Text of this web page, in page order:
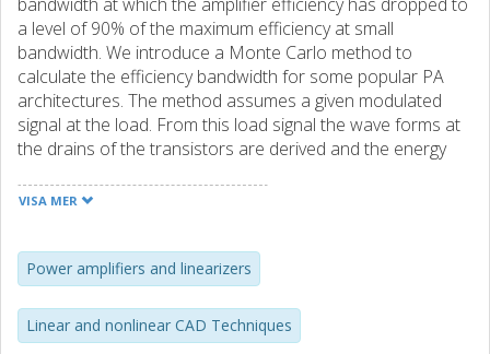
a level of 90% of the maximum efficiency at small
bandwidth. We introduce a Monte Carlo method to
calculate the efficiency bandwidth for some popular PA
architectures. The method assumes a given modulated
signal at the load. From this load signal the wave forms at
the drains of the transistors are derived and the energy
idealized transistors with no output capacitance the
larger than that of an outphasing amplifier, which is 14%.
More realistic transistors that include output
capacitances, need a matching circuit with a high Q-value
which decreases the efficiency bandwidth. Using output
VISA MER
Power amplifiers and linearizers
Linear and nonlinear CAD Techniques